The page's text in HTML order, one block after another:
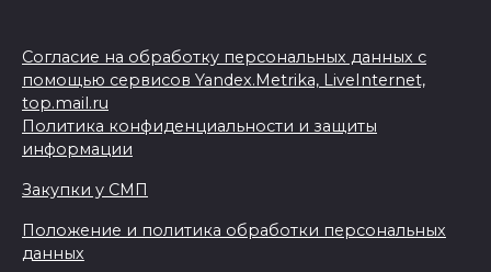
Согласие на обработку персональных данных с
помощью сервисов Yandex.Metrika, LiveInternet,
top.mail.ru
Политика конфиденциальности и защиты
информации
Закупки у СМП
Положение и политика обработки персональных
данных